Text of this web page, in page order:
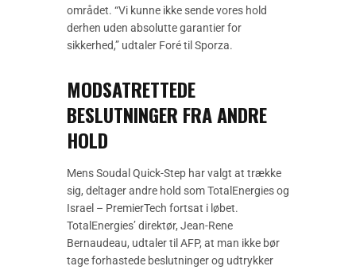
området. “Vi kunne ikke sende vores hold
derhen uden absolutte garantier for
sikkerhed,” udtaler Foré til Sporza.
MODSATRETTEDE
BESLUTNINGER FRA ANDRE
HOLD
Mens Soudal Quick-Step har valgt at trække
sig, deltager andre hold som TotalEnergies og
Israel – PremierTech fortsat i løbet.
TotalEnergies’ direktør, Jean-Rene
Bernaudeau, udtaler til AFP, at man ikke bør
tage forhastede beslutninger og udtrykker